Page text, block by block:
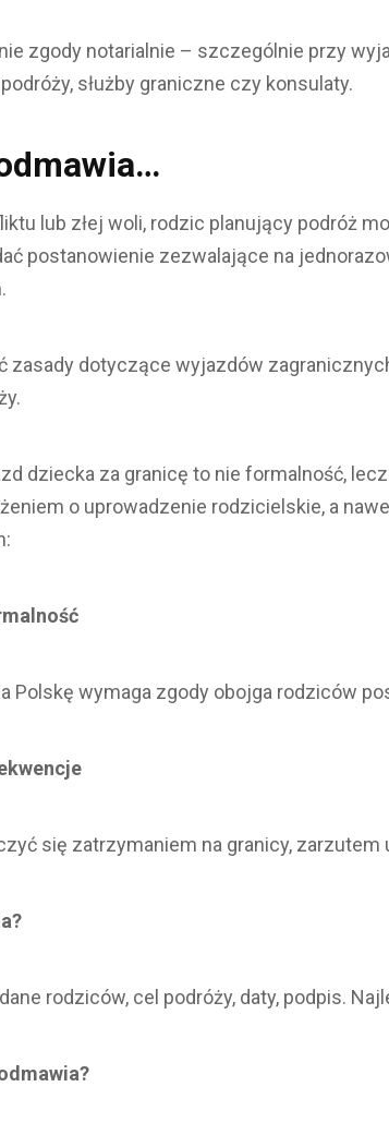
zgody notarialnie – szczególnie przy
służby graniczne czy konsulaty.
lub złej woli, rodzic planujący podróż
postanowienie zezwalające na
zasady dotyczące wyjazdów
dziecka za granicę to nie formalność,
o uprowadzenie rodzicielskie, a
Polskę wymaga zgody obojga rodziców
się zatrzymaniem na granicy,
rodziców, cel podróży, daty, podpis.